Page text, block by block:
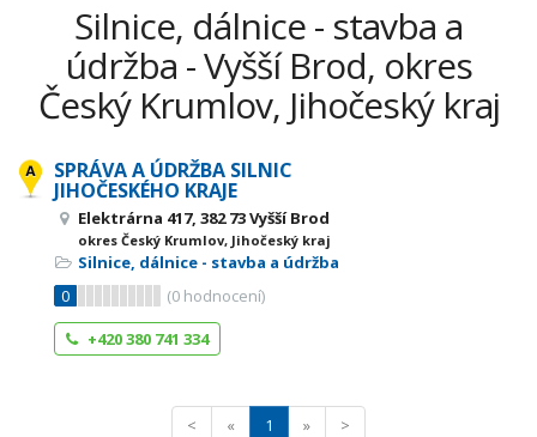
Silnice, dálnice - stavba a
údržba - Vyšší Brod, okres
Český Krumlov, Jihočeský kraj
SPRÁVA A ÚDRŽBA SILNIC
JIHOČESKÉHO KRAJE
Elektrárna 417, 382 73 Vyšší Brod
okres Český Krumlov, Jihočeský kraj
Silnice, dálnice - stavba a údržba
0
(0 hodnocení)
+420 380 741 334
< « 1 » >